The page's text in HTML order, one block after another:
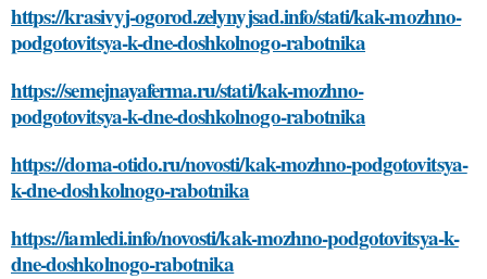
https://krasivyj-ogorod.zelynyjsad.info/stati/kak-mozhno-
podgotovitsya-k-dne-doshkolnogo-rabotnika
https://semejnayaferma.ru/stati/kak-mozhno-
podgotovitsya-k-dne-doshkolnogo-rabotnika
https://doma-otido.ru/novosti/kak-mozhno-podgotovitsya-
k-dne-doshkolnogo-rabotnika
https://iamledi.info/novosti/kak-mozhno-podgotovitsya-k-
dne-doshkolnogo-rabotnika